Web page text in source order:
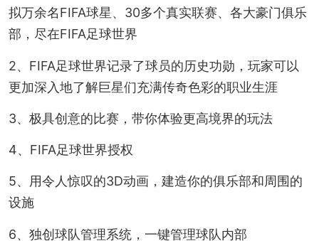
拟万余名FIFA球星、30多个真实联赛、各大豪门俱乐
部，尽在FIFA足球世界
2、FIFA足球世界记录了球员的历史功勋，玩家可以
更加深入地了解巨星们充满传奇色彩的职业生涯
3、极具创意的比赛，带你体验更高境界的玩法
4、FIFA足球世界授权
5、用令人惊叹的3D动画，建造你的俱乐部和周围的
设施
6、独创球队管理系统，一键管理球队内部